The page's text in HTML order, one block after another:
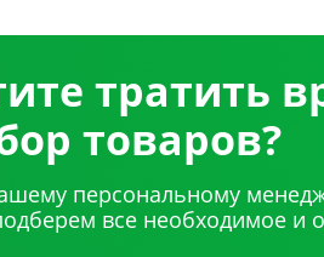
тратить
товаров?
персональному
все необходимое и